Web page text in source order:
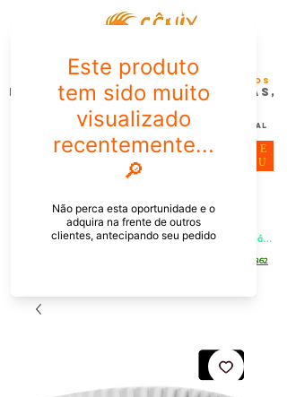
FÊNIX DESIGN STUDIO | Design
Gráfico| Desenvolvimento de Produtos
Personalizados para Pessoas,
Empresas e EventoS
Lembrancinhas, Brindes promocionais,
Decoração, Presentes e Comunicação Visual
PEDIDOS PELO CHAT OU WHATSAPP: Informe os produtos,
quantidade e o CEP ou endereço de entrega e receba um link já
ME
NU
[21] 9 6546 4862